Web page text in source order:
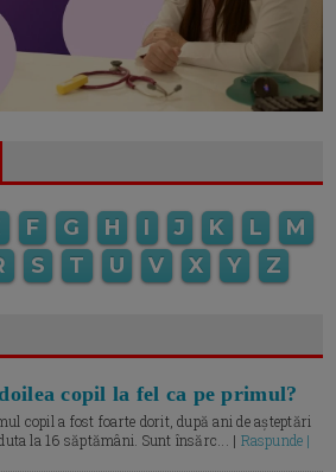
F G H I J K L
M
S T U V X Y Z
copil la fel ca pe primul?
copil a fost foarte dorit, după ani de așteptări
la 16 săptămâni. Sunt însărc... | Raspunde |